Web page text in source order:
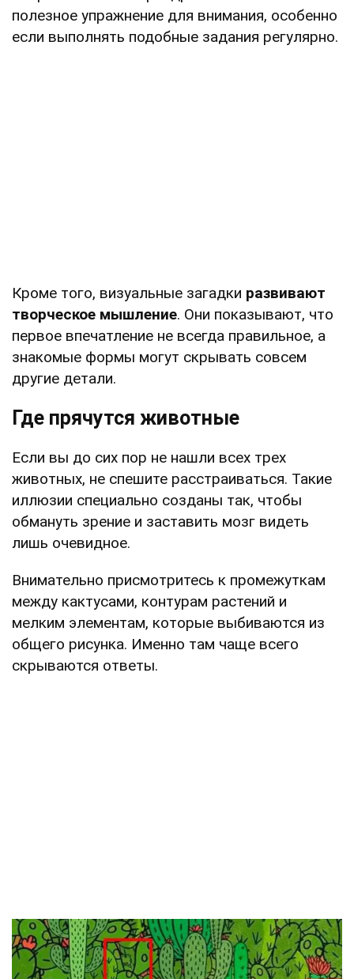
полезное упражнение для внимания, особенно
если выполнять подобные задания регулярно.
Кроме того, визуальные загадки развивают
творческое мышление. Они показывают, что
первое впечатление не всегда правильное, а
знакомые формы могут скрывать совсем
другие детали.
Где прячутся животные
Если вы до сих пор не нашли всех трех
животных, не спешите расстраиваться. Такие
иллюзии специально созданы так, чтобы
обмануть зрение и заставить мозг видеть
лишь очевидное.
Внимательно присмотритесь к промежуткам
между кактусами, контурам растений и
мелким элементам, которые выбиваются из
общего рисунка. Именно там чаще всего
скрываются ответы.